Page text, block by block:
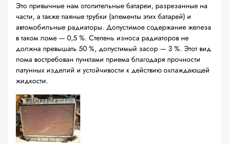
Это привычные нам отопительные батареи, разрезанные на
части, а также паяные трубки (элементы этих батарей) и
автомобильные радиаторы. Допустимое содержание железа
в таком ломе — 0,5 %. Степень износа радиаторов не
должна превышать 50 %, допустимый засор — 3 %. Этот вид
лома востребован пунктами приема благодаря прочности
латунных изделий и устойчивости к действию охлаждающей
жидкости.